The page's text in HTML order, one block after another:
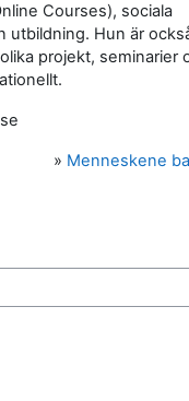
Courses), sociala
utbildning. Hun är
projekt, seminarier
» Menneskene